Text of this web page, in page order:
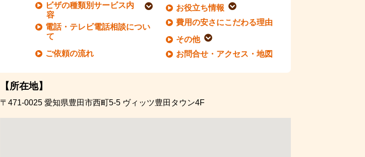
ビザの種類別サービス内
容
電話・テレビ電話相談につい
て
ご依頼の流れ
お役立ち情報
費用の安さにこだわる理由
その他
お問合せ・アクセス・地図
【所在地】
〒471-0025愛知県豊田市西町5-5 ヴィッツ豊田タウン4F